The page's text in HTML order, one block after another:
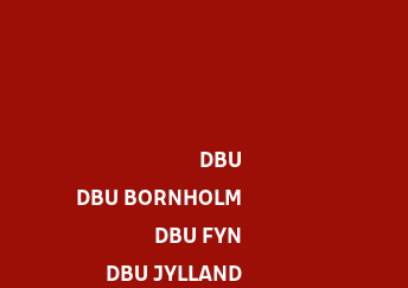
DBU
DBU BORNHOLM
DBU FYN
DBU JYLLAND